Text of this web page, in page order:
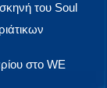
του Soul
στο WE